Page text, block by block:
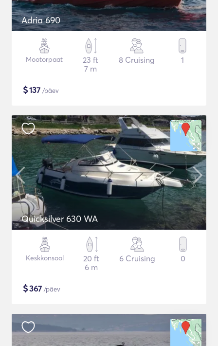
Adria 690
Mootorpaat
23 ft
7 m
8 Cruising 1
$137 /päev
Quicksilver 630 WA
Keskkonsool
20 ft
6 m
6 Cruising 0
$367 /päev